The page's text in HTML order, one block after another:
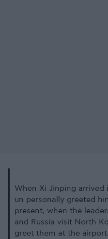
When Xi Jinping arrived
un personally greeted
present, when the
and Russia visit North
greet them at the airport.